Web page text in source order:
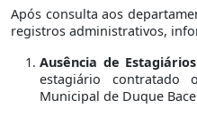
Após consulta aos
registros administrativos,
Ausência de Estagiários
estagiário contratado
Municipal de Duque